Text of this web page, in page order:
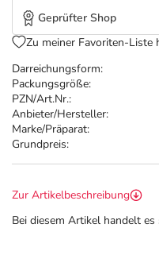
Darreichungsform:
Packungsgröße:
PZN/Art.Nr.:
Anbieter/Hersteller:
Marke/Präparat:
Grundpreis:
Geprüfter Shop
Zu meiner Favoriten-Liste
Zur Artikelbeschreibung
Bei diesem Artikel handelt